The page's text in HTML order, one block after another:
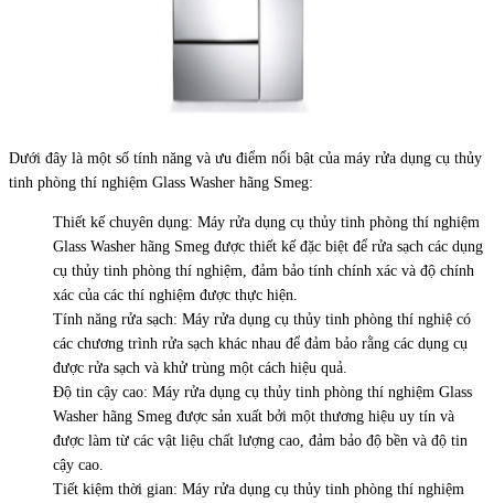
Dưới đây là một số tính năng và ưu điểm nổi bật của máy rửa dụng cụ thủy
tinh phòng thí nghiệm Glass Washer hãng Smeg:
Thiết kế chuyên dụng: Máy rửa dụng cụ thủy tinh phòng thí nghiệm
Glass Washer hãng Smeg được thiết kế đặc biệt để rửa sạch các dụng
cụ thủy tinh phòng thí nghiệm, đảm bảo tính chính xác và độ chính
xác của các thí nghiệm được thực hiện.
Tính năng rửa sạch: Máy rửa dụng cụ thủy tinh phòng thí nghiệ có
các chương trình rửa sạch khác nhau để đảm bảo rằng các dụng cụ
được rửa sạch và khử trùng một cách hiệu quả.
Độ tin cậy cao: Máy rửa dụng cụ thủy tinh phòng thí nghiệm Glass
Washer hãng Smeg được sản xuất bởi một thương hiệu uy tín và
được làm từ các vật liệu chất lượng cao, đảm bảo độ bền và độ tin
cậy cao.
Tiết kiệm thời gian: Máy rửa dụng cụ thủy tinh phòng thí nghiệm